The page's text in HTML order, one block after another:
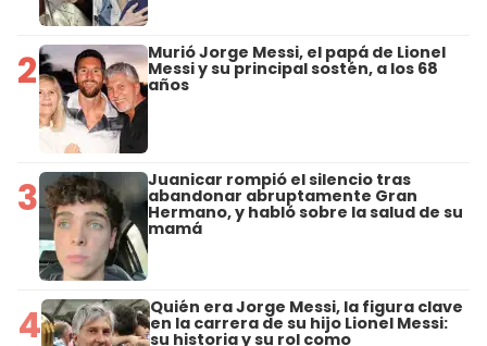
2 Murió Jorge Messi, el papá de Lionel
Messi y su principal sostén, a los 68
años
3 Juanicar rompió el silencio tras
abandonar abruptamente Gran
Hermano, y habló sobre la salud de su
mamá
4 Quién era Jorge Messi, la figura clave
en la carrera de su hijo Lionel Messi:
su historia y su rol como